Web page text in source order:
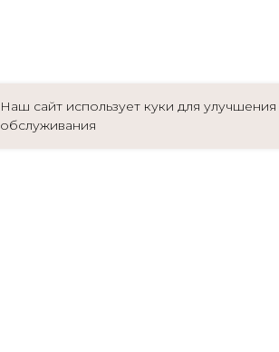
Наш сайт использует куки для улучшения
обслуживания